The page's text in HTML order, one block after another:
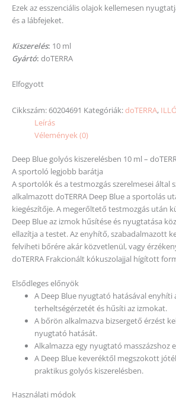
Ezek az esszenciális olajok kellemesen
és a lábfejeket.
Kiszerelés: 10 ml
Gyártó: doTERRA
Elfogyott
Cikkszám:60204691 Kategóriák:doTERRA,
Leírás
Vélemények (0)
Deep Blue golyós kiszerelésben 10 ml –
A sportoló legjobb barátja
A sportolók és a testmozgás szerelmesei által
alkalmazott doTERRA Deep Blue a sportolás
kiegészítője. A megerőltető testmozgás után
Deep Blue az izmok hűsítése és nyugtatása
ellazítja a testet. Az enyhítő, szabadalmazott
felviheti bőrére akár közvetlenül, vagy
doTERRA Frakcionált kókuszolajjal hígított
Elsődleges előnyök
A Deep Blue nyugtató hatásával enyhíti
terheltségérzetét és hűsíti az izmokat.
A bőrön alkalmazva bizsergető érzést
nyugtató hatását.
Alkalmazza egy nyugtató masszázshoz
A Deep Blue keveréktől megszokott
praktikus golyós kiszerelésben.
Használati módok